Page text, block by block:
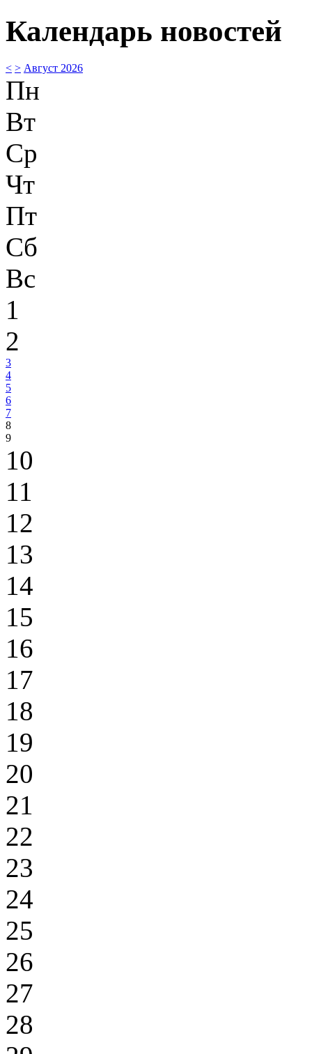
Календарь новостей
< > Август 2026
Пн
Вт
Ср
Чт
Пт
Сб
Вс
1
2
3
4
5
6
7
8
9
10
11
12
13
14
15
16
17
18
19
20
21
22
23
24
25
26
27
28